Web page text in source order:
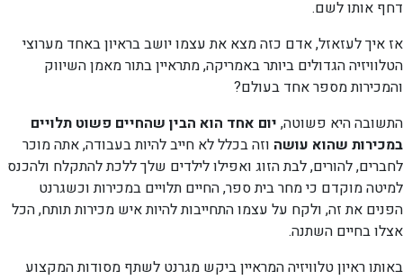
דחף אותו לשם.
אז איך לעזאזל, אדם כזה מצא את עצמו יושב בראיון באחד מערוצי
הטלוויזיה הגדולים ביותר באמריקה, מתראיין בתור מאמן השיווק
והמכירות מספר אחד בעולם?
התשובה היא פשוטה, יום אחד הוא הבין שהחיים פשוט תלויים
במכירות שהוא עושה וזה בכלל לא חייב להיות בעבודה, אתה מוכר
לחברים, להורים, לבת הזוג ואפילו לילדים שלך ללכת להתקלח ולהכנס
למיטה מוקדם כי מחר בית ספר, החיים תלויים במכירות וכשגרנט
הפנים את זה, ולקח על עצמו התחייבות להיות איש מכירות תותח, הכל
אצלו בחיים השתנה.
באותו ראיון טלוויזיה המראיין ביקש מגרנט לשתף מסודות המקצוע